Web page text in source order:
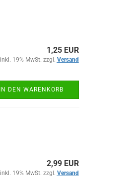
1,25 EUR
inkl. 19% MwSt. zzgl. Versand
IN DEN WARENKORB
2,99 EUR
inkl. 19% MwSt. zzgl. Versand